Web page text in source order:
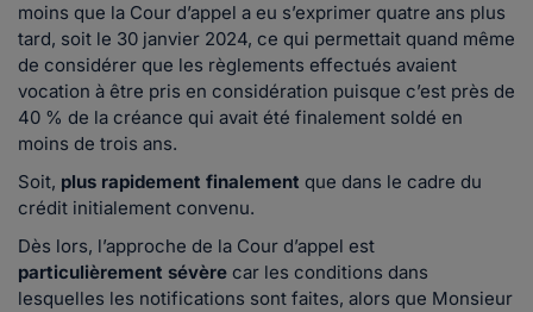
moins que la Cour d’appel a eu s’exprimer quatre ans plus
tard, soit le 30 janvier 2024, ce qui permettait quand même
de considérer que les règlements effectués avaient
vocation à être pris en considération puisque c’est près de
40 % de la créance qui avait été finalement soldé en
moins de trois ans.
Soit, plus rapidement finalement que dans le cadre du
crédit initialement convenu.
Dès lors, l’approche de la Cour d’appel est
particulièrement sévère car les conditions dans
lesquelles les notifications sont faites, alors que Monsieur